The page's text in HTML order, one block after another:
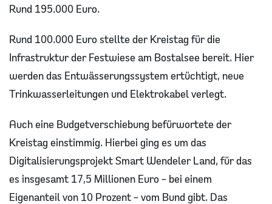
Rund 195.000 Euro.
Rund 100.000 Euro stellte der Kreistag für die
Infrastruktur der Festwiese am Bostalsee bereit. Hier
werden das Entwässerungssystem ertüchtigt, neue
Trinkwasserleitungen und Elektrokabel verlegt.
Auch eine Budgetverschiebung befürwortete der
Kreistag einstimmig. Hierbei ging es um das
Digitalisierungsprojekt Smart Wendeler Land, für das
es insgesamt 17,5 Millionen Euro – bei einem
Eigenanteil von 10 Prozent – vom Bund gibt. Das